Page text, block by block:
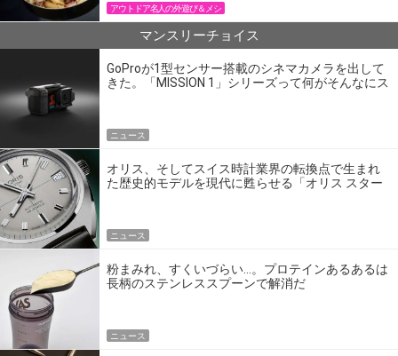
アウトドア名人の外遊び＆メシ
マンスリーチョイス
GoProが1型センサー搭載のシネマカメラを出して
きた。「MISSION 1」シリーズって何がそんなにス
ニュース
オリス、そしてスイス時計業界の転換点で生まれ
た歴史的モデルを現代に甦らせる「オリス スター
ニュース
粉まみれ、すくいづらい…。プロテインあるあるは
長柄のステンレススプーンで解消だ
ニュース